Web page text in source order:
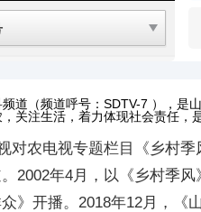
道（频道呼号：SDTV-7 ），是
关注生活，着力体现社会责任，
对农电视专题栏目《乡村
2002年4月，以《乡村季
》开播。2018年12月，《